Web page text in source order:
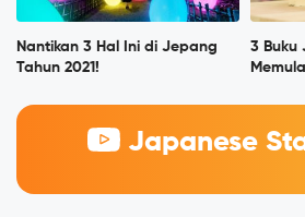
Nantikan 3 Hal Ini di Jepang
Tahun 2021!
3 Buku
Japanese